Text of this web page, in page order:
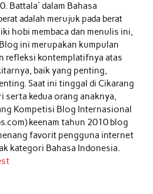
Battala' dalam Bahasa
adalah merujuk pada berat
hobi membaca dan menulis ini,
ini merupakan kumpulan
refleksi kontemplatifnya atas
baik yang penting,
Saat ini tinggal di Cikarang
serta kedua orang anaknya,
Kompetisi Blog Internasional
keenam tahun 2010 blog
favorit pengguna internet
kategori Bahasa Indonesia.